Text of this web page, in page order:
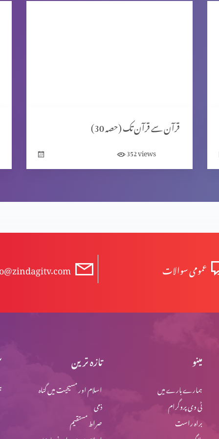
قرآن سے قرآن تک (حصہ 30)
352views
عمومی سوالات
تازہ ترین
اسلام اور مسیحیت میں گناہ
ذمی
صراط مستقیم
مینو
ہمارے بارے میں
ٹی وی پروگرام
براہ راست